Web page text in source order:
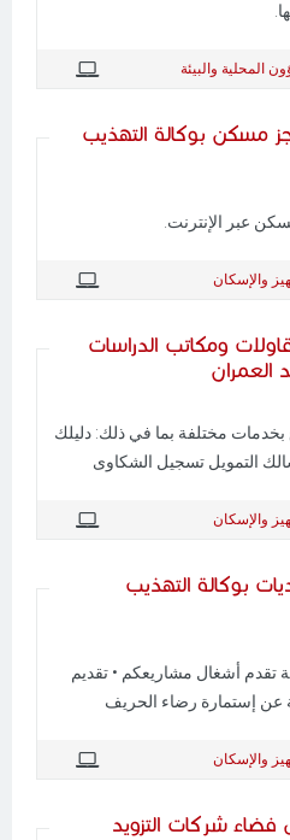
المحلية والبيئة
مسكن بوكالة التهذيب
عبر الإنترنت.
والإسكان
ومكاتب الدراسات
العمران
بخدمات مختلفة بما في ذلك: دليلك
التمويل تسجيل الشكاوى
والإسكان
بوكالة التهذيب
تقدم أشغال مشاريعكم • تقديم
عن إستمارة رضاء الحريف
والإسكان
فضاء شركات التزويد